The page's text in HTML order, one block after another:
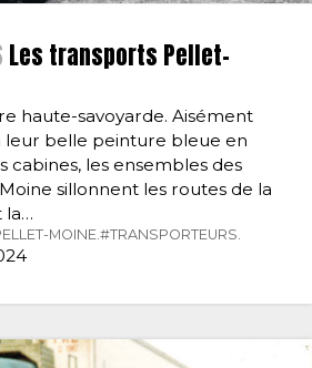
Les transports Pellet-
haute-savoyarde. Aisément
leur belle peinture bleue en
cabines, les ensembles des
sillonnent les routes de la
la…
MOINE. #TRANSPORTEURS.